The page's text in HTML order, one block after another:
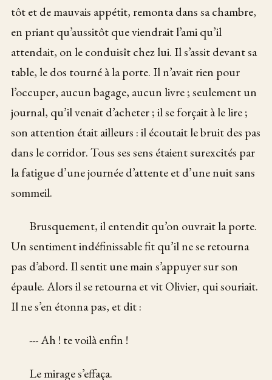
tôt et de mauvais appétit, remonta dans sa chambre,
en priant qu’aussitôt que viendrait l’ami qu’il
attendait, on le conduisît chez lui. Il s’assit devant sa
table, le dos tourné à la porte. Il n’avait rien pour
l’occuper, aucun bagage, aucun livre ; seulement un
journal, qu’il venait d’acheter ; il se forçait à le lire ;
son attention était ailleurs : il écoutait le bruit des pas
dans le corridor. Tous ses sens étaient surexcités par
la fatigue d’une journée d’attente et d’une nuit sans
sommeil.
Brusquement, il entendit qu’on ouvrait la porte.
Un sentiment indéfinissable fit qu’il ne se retourna
pas d’abord. Il sentit une main s’appuyer sur son
épaule. Alors il se retourna et vit Olivier, qui souriait.
Il ne s’en étonna pas, et dit :
--- Ah ! te voilà enfin !
Le mirage s’effaça.